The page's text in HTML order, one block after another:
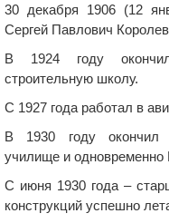
30 декабря 1906 (12
Сергей Павлович
В 1924 году
строительную школу.
С 1927 года работал в
В 1930 году окончил
училище и
С июня 1930 года –
конструкций успешно